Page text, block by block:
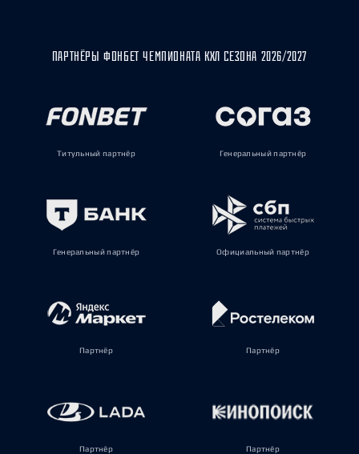
ПАРТНЁРЫ ФОНБЕТ ЧЕМПИОНАТА КХЛ СЕЗОНА 2026/2027
Титульный партнёр Генеральный партнёр
Генеральный партнёр Официальный партнёр
Партнёр Партнёр
Партнёр Партнёр